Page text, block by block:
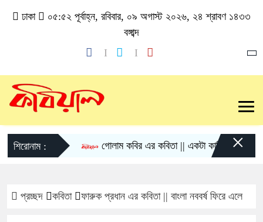
ঢাকা
০৫:৫২ পূর্বাহ্ন, রবিবার, ০৯ অগাস্ট ২০২৬, ২৪ শ্রাবণ ১৪৩৩
বঙ্গাব্দ
শিরোনাম : গোলাম কবির এর কবিতা || একটা কাঙ্ক্ষিত স্বপ্নের
×
প্রচ্ছদ কবিতা ফারুক প্রধান এর কবিতা || বাংলা নববর্ষ ফিরে এলে